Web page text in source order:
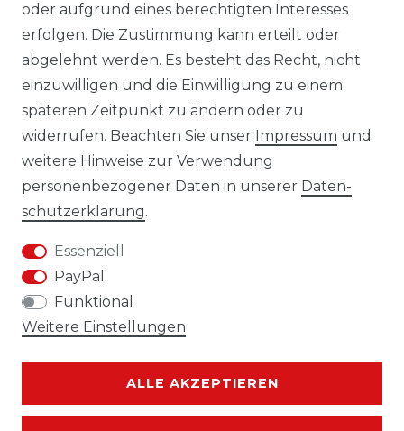
Laro-Shop.de
06233-7705680
info@laro-shop.de
Montag - Freitag, 09:00 - 17:00
Widerrufs­recht
Daten­schutz­erklärung
oder aufgrund eines berechtigten Interesses
erfolgen. Die Zustimmung kann erteilt oder
abgelehnt werden. Es besteht das Recht, nicht
einzuwilligen und die Einwilligung zu einem
späteren Zeitpunkt zu ändern oder zu
widerrufen. Beachten Sie unser Impressum und
weitere Hinweise zur Verwendung
personenbezogener Daten in unserer Daten­
schutz­erklärung.
Essenziell
PayPal
Funktional
Weitere Einstellungen
ALLE AKZEPTIEREN